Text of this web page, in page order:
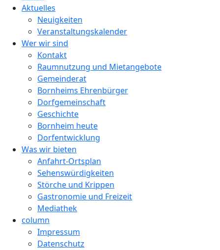
Aktuelles
Neuigkeiten
Veranstaltungskalender
Wer wir sind
Kontakt
Raumnutzung und Mietangebote
Gemeinderat
Bornheims Ehrenbürger
Dorfgemeinschaft
Geschichte
Bornheim heute
Dorfentwicklung
Was wir bieten
Anfahrt-Ortsplan
Sehenswürdigkeiten
Störche und Krippen
Gastronomie und Freizeit
Mediathek
column
Impressum
Datenschutz